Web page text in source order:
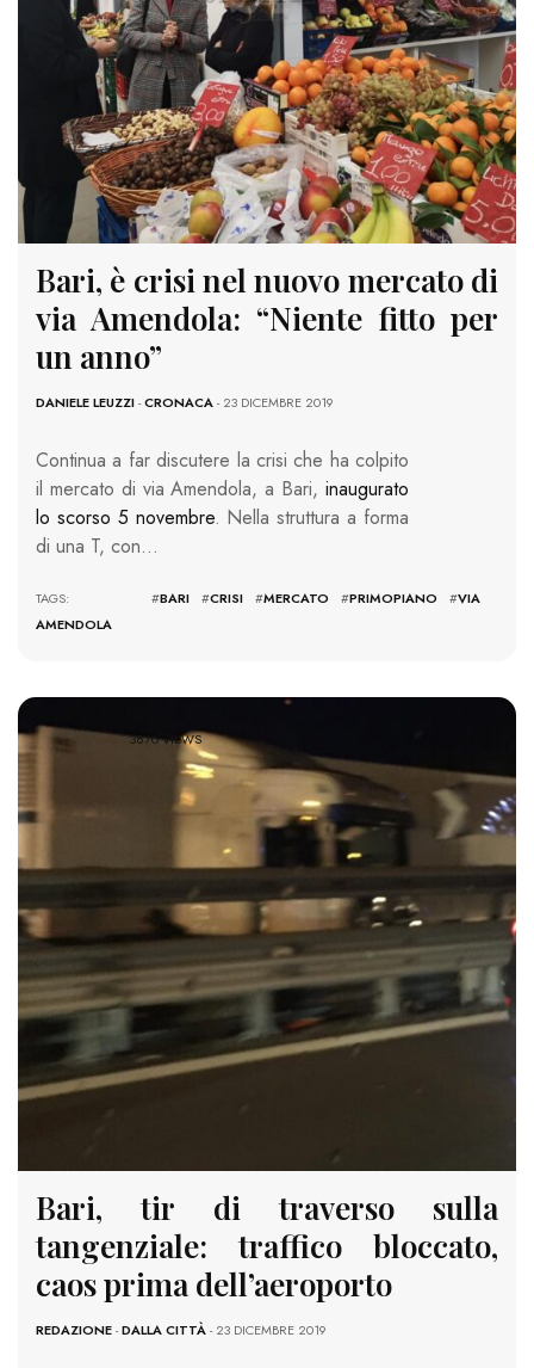
Bari, è crisi nel nuovo mercato di
via Amendola: “Niente fitto per
un anno”
DANIELE LEUZZI-CRONACA- 23 DICEMBRE 2019
Continua a far discutere la crisi che ha colpito
il mercato di via Amendola, a Bari, inaugurato
lo scorso 5 novembre. Nella struttura a forma
di una T, con…
TAGS: #BARI #CRISI #MERCATO #PRIMOPIANO #VIA
AMENDOLA
3870 VIEWS
Bari, tir di traverso sulla
tangenziale: traffico bloccato,
caos prima dell’aeroporto
REDAZIONE-DALLA CITTÀ- 23 DICEMBRE 2019